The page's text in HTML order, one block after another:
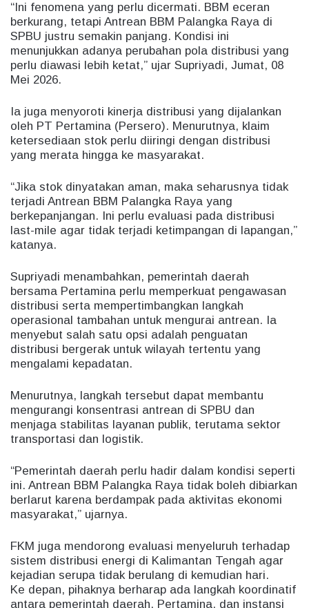
“Ini fenomena yang perlu dicermati. BBM eceran
berkurang, tetapi Antrean BBM Palangka Raya di
SPBU justru semakin panjang. Kondisi ini
menunjukkan adanya perubahan pola distribusi yang
perlu diawasi lebih ketat,” ujar Supriyadi, Jumat, 08
Mei 2026.
Ia juga menyoroti kinerja distribusi yang dijalankan
oleh PT Pertamina (Persero). Menurutnya, klaim
ketersediaan stok perlu diiringi dengan distribusi
yang merata hingga ke masyarakat.
“Jika stok dinyatakan aman, maka seharusnya tidak
terjadi Antrean BBM Palangka Raya yang
berkepanjangan. Ini perlu evaluasi pada distribusi
last-mile agar tidak terjadi ketimpangan di lapangan,”
katanya.
Supriyadi menambahkan, pemerintah daerah
bersama Pertamina perlu memperkuat pengawasan
distribusi serta mempertimbangkan langkah
operasional tambahan untuk mengurai antrean. Ia
menyebut salah satu opsi adalah penguatan
distribusi bergerak untuk wilayah tertentu yang
mengalami kepadatan.
Menurutnya, langkah tersebut dapat membantu
mengurangi konsentrasi antrean di SPBU dan
menjaga stabilitas layanan publik, terutama sektor
transportasi dan logistik.
“Pemerintah daerah perlu hadir dalam kondisi seperti
ini. Antrean BBM Palangka Raya tidak boleh dibiarkan
berlarut karena berdampak pada aktivitas ekonomi
masyarakat,” ujarnya.
FKM juga mendorong evaluasi menyeluruh terhadap
sistem distribusi energi di Kalimantan Tengah agar
kejadian serupa tidak berulang di kemudian hari.
Ke depan, pihaknya berharap ada langkah koordinatif
antara pemerintah daerah, Pertamina, dan instansi